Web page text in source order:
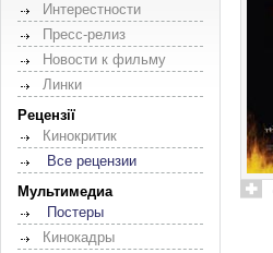
Интерестности
Пресс-релиз
Новости к фильму
Линки
Рецензії
Кинокритик
Все рецензии
Мультимедиа
Постеры
Кинокадры